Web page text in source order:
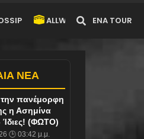
ALLWYN-ARENA TOUR
ΝΕΑ
πανέμορφη
η Ασημίνα
Ίδιες! (ΦΩΤΟ)
🕒 03:42 μ.μ.